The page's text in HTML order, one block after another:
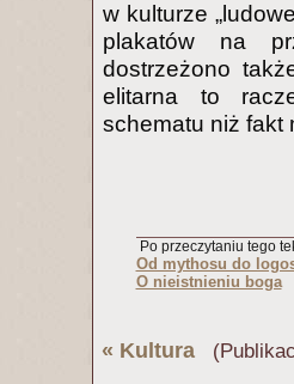
w kulturze
plakatów na
dostrzeżono
elitarna to
schematu niż fakt
Po przeczytaniu tego
Od mythosu do
O nieistnieniu boga
« Kultura